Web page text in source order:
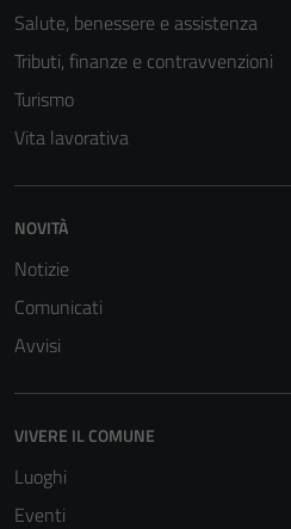
Salute, benessere e assistenza
Tributi, finanze e contravvenzioni
Turismo
Vita lavorativa
NOVITÀ
Notizie
Comunicati
Avvisi
VIVERE IL COMUNE
Luoghi
Eventi